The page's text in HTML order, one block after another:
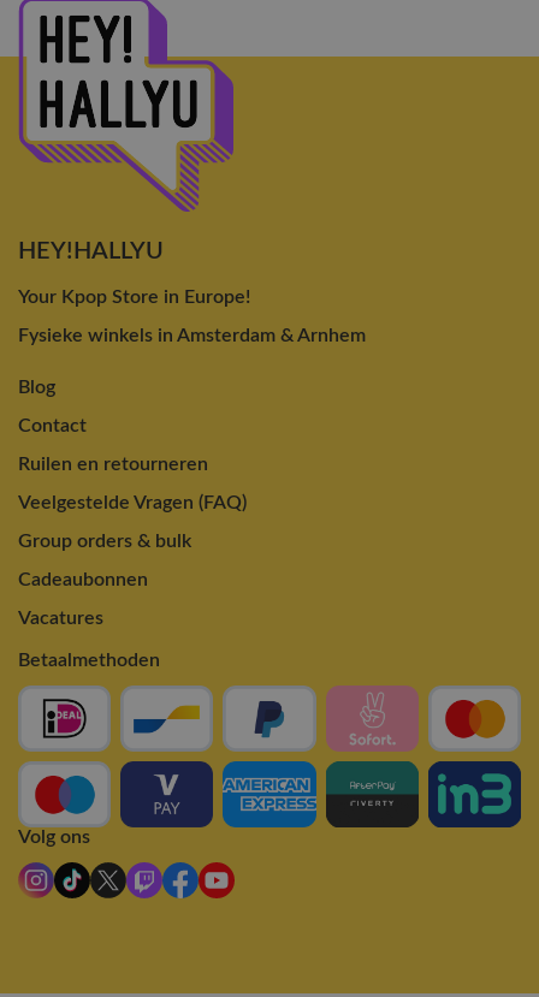
HEY!HALLYU
Your Kpop Store in Europe!
Fysieke winkels in Amsterdam & Arnhem
Blog
Contact
Ruilen en retourneren
Veelgestelde Vragen (FAQ)
Group orders & bulk
Cadeaubonnen
Vacatures
Betaalmethoden
Volg ons